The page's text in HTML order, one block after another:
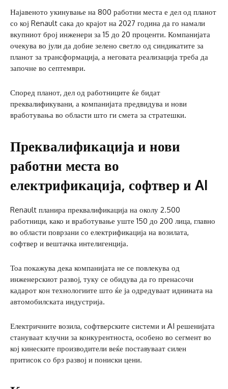
Најавеното укинување на 800 работни места е дел од планот
со кој Renault сака до крајот на 2027 година да го намали
вкупниот број инженери за 15 до 20 проценти. Компанијата
очекува во јули да добие зелено светло од синдикатите за
планот за трансформација, а неговата реализација треба да
започне во септември.
Според планот, дел од работниците ќе бидат
преквалификувани, а компанијата предвидува и нови
вработувања во области што ги смета за стратешки.
Преквалификација и нови
работни места во
електрификација, софтвер и AI
Renault планира преквалификација на околу 2.500
работници, како и вработување уште 150 до 200 лица, главно
во области поврзани со електрификација на возилата,
софтвер и вештачка интелигенција.
Тоа покажува дека компанијата не се повлекува од
инженерскиот развој, туку се обидува да го пренасочи
кадарот кон технологиите што ќе ја одредуваат иднината на
автомобилската индустрија.
Електричните возила, софтверските системи и AI решенијата
стануваат клучни за конкурентноста, особено во сегмент во
кој кинеските производители веќе поставуваат силен
притисок со брз развој и пониски цени.